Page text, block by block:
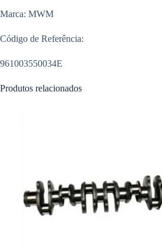
Marca: MWM
Código de Referência:
961003550034E
Produtos relacionados